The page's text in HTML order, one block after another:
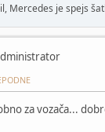
Mercedes je spejs
za vozača...